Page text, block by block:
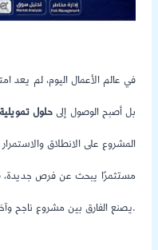
في عالم الأعمال اليوم، لم يعد
بل أصبح الوصول إلى حلول تمويلية
المشروع على الانطلاق
مستثمرًا يبحث عن فرص جديدة،
يصنع الفارق بين مشروع ناجح وآخر يتعثر في بدايته.